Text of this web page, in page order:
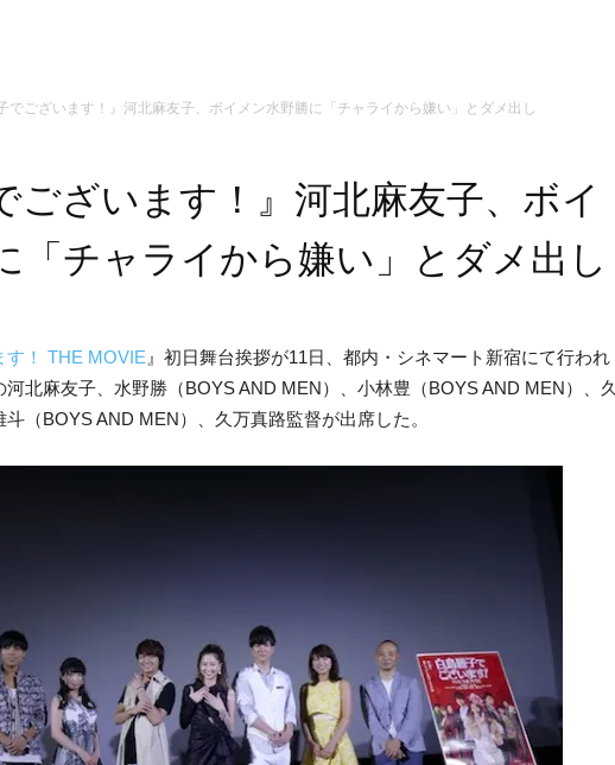
でございます！』河北麻友子、ボイメン水野勝に「チャライから嫌い」とダメ出し
ございます！』河北麻友子、ボイ
「チャライから嫌い」とダメ出し
す！ THE MOVIE 』初日舞台挨拶が11日、都内・シネマート新宿にて行われ
北麻友子、水野勝（BOYS AND MEN）、小林豊（BOYS AND MEN）、久
（BOYS AND MEN）、久万真路監督が出席した。